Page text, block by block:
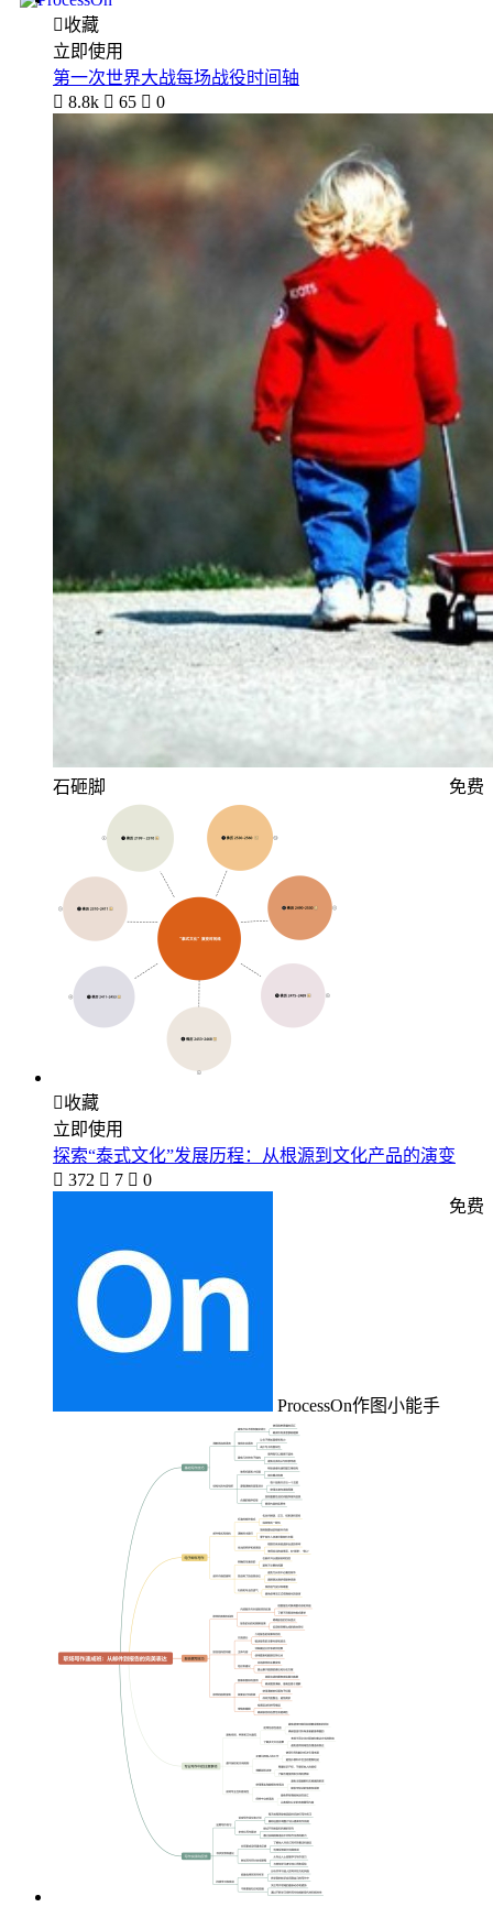
收藏
立即使用
第一次世界大战每场战役时间轴
 8.8k  65  0
石砸脚 免费
收藏
立即使用
探索“泰式文化”发展历程：从根源到文化产品的演变
 372  7  0
ProcessOn作图小能手
免费